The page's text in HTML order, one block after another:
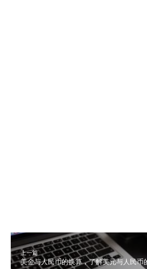
上一篇
美金与人民币的换算，了解美元与人民币